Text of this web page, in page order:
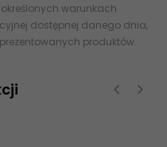
warunkach
dostępnej danego dnia,
produktów.